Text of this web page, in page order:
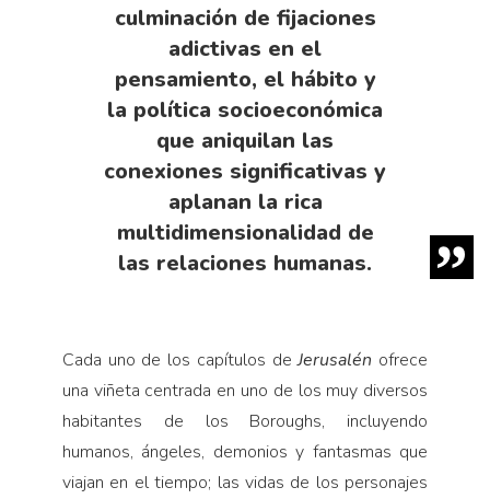
culminación de fijaciones
adictivas en el
pensamiento, el hábito y
la política socioeconómica
que aniquilan las
conexiones significativas y
aplanan la rica
multidimensionalidad de
las relaciones humanas.
Cada uno de los capítulos deJerusalén ofrece
una viñeta centrada en uno de los muy diversos
habitantes de los Boroughs, incluyendo
humanos, ángeles, demonios y fantasmas que
viajan en el tiempo; las vidas de los personajes